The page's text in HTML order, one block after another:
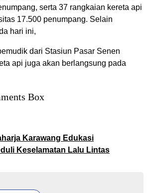
serta 37 rangkaian kereta api
17.500 penumpang. Selain
hari ini,
dari Stasiun Pasar Senen
api juga akan berlangsung pada
Box
Karawang Edukasi
Keselamatan Lalu Lintas